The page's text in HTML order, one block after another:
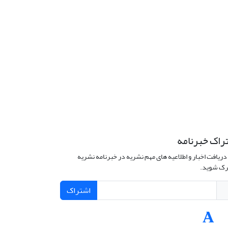
خبرنامه
اخبار و اطلاعیه های مهم نشریه در خبرنامه نشریه
شوید.
اشتراک